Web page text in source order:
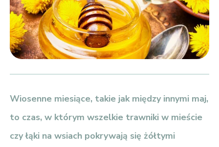
Wiosenne miesiące, takie jak między innymi maj,
to czas, w którym wszelkie trawniki w mieście
czy łąki na wsiach pokrywają się żółtymi